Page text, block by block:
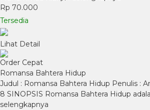
Rp 70.000
Tersedia
Lihat Detail
Order Cepat
Romansa Bahtera Hidup
Judul : Romansa Bahtera Hidup Penulis :
8 SINOPSIS Romansa Bahtera Hidup
selengkapnya